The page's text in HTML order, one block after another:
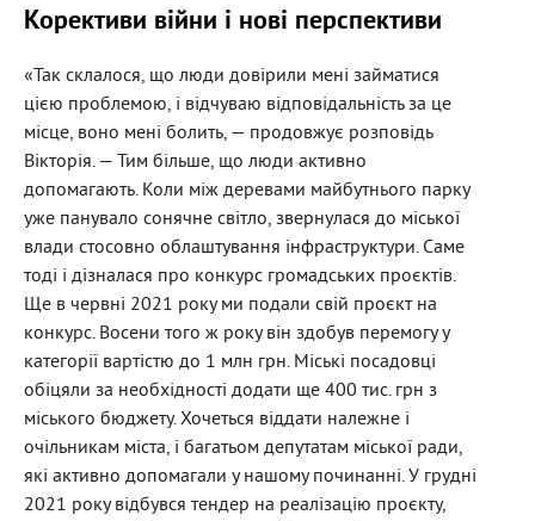
Корективи війни і нові перспективи
«Так склалося, що люди довірили мені займатися
цією проблемою, і відчуваю відповідальність за це
місце, воно мені болить, — продовжує розповідь
Вікторія. — Тим більше, що люди активно
допомагають. Коли між деревами майбутнього парку
уже панувало сонячне світло, звернулася до міської
влади стосовно облаштування інфраструктури. Саме
тоді і дізналася про конкурс громадських проєктів.
Ще в червні 2021 року ми подали свій проєкт на
конкурс. Восени того ж року він здобув перемогу у
категорії вартістю до 1 млн грн. Міські посадовці
обіцяли за необхідності додати ще 400 тис. грн з
міського бюджету. Хочеться віддати належне і
очільникам міста, і багатьом депутатам міської ради,
які активно допомагали у нашому починанні. У грудні
2021 року відбувся тендер на реалізацію проєкту,